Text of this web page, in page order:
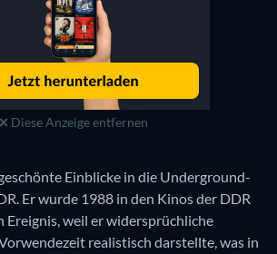
Diese Anzeige entfernen
Einblicke in die Underground-
Er wurde 1988 in den Kinos der DDR
Ereignis, weil er widersprüchliche
realistisch darstellte, was in